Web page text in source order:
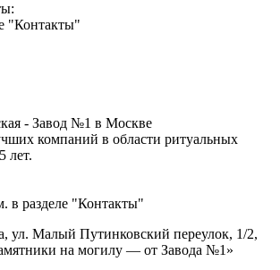
"Контакты"
- Завод №1 в Москве
компаний в области ритуальных
лет.
в разделе "Контакты"
ул. Малый Путинковский переулок, 1/2,
на могилу — от Завода №1»